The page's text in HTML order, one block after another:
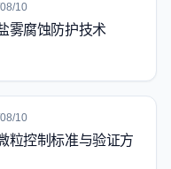
10
雾腐蚀防护技术
10
粒控制标准与验证方